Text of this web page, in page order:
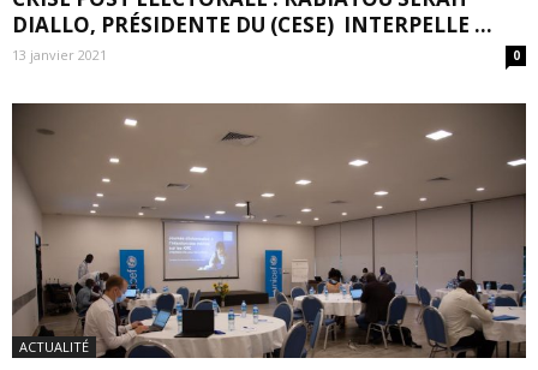
DIALLO, PRÉSIDENTE DU (CESE) INTERPELLE ...
13 janvier 2021 0
ACTUALITÉ